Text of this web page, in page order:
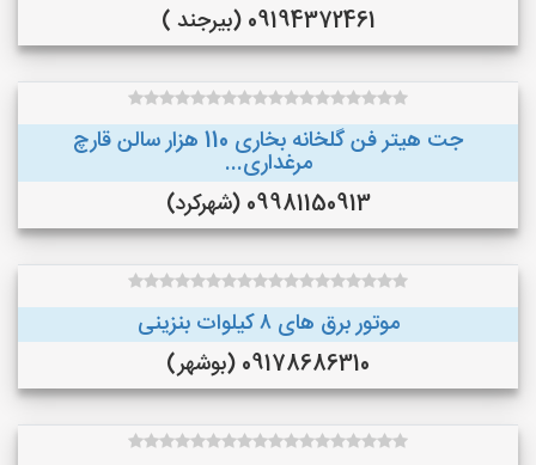
09194372461 (بیرجند )
جت هیتر فن گلخانه بخاری 110 هزار سالن قارچ
مرغداری...
09981150913 (شهرکرد)
موتور برق های ٨ کیلوات بنزینی
09178686310 (بوشهر)